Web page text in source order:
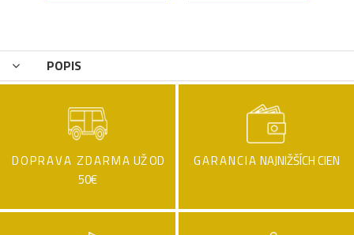
POPIS
DOPRAVA ZDARMA UŽ OD
50€
GARANCIA NAJNIŽŠÍCH CIEN